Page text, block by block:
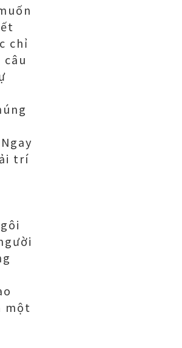
chỉ
trí
một